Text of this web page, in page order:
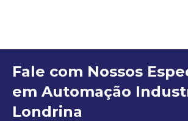
Fale com Nossos
em Automação
Londrina